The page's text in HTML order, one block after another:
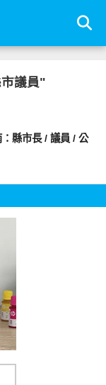
議員"
縣市長 / 議員 / 公